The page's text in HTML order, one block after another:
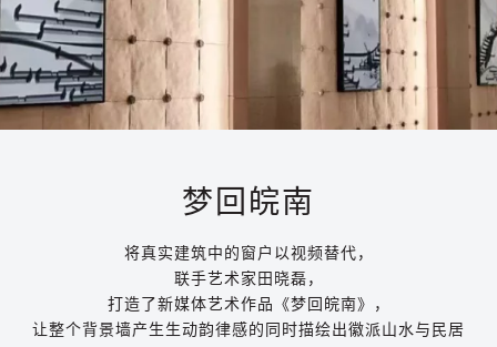
梦回皖南
将真实建筑中的窗户以视频替代，
联手艺术家田晓磊，
打造了新媒体艺术作品《梦回皖南》，
让整个背景墙产生生动韵律感的同时描绘出徽派山水与民居